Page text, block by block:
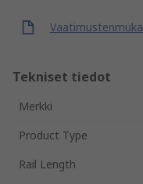
Tekniset tiedot
Merkki
Product Type
Rail Length